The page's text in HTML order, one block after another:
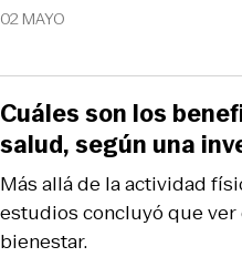
02 MAYO
Más allá de la actividad
estudios concluyó que
bienestar.
Cuáles son los
salud, según una